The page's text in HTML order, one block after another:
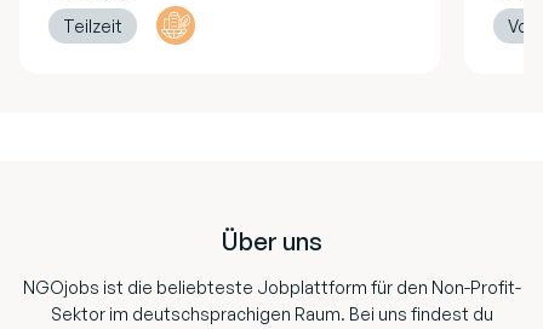
Teilzeit
Über uns
NGOjobs ist die beliebteste Jobplattform für den Non-Profit-
Sektor im deutschsprachigen Raum. Bei uns findest du